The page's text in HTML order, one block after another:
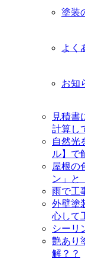
塗装
よく
お知
見積書
計算し
自然光
ル】で
屋根の
ン」と
雨で工
外壁塗
心して
シーリ
艶あり
解？？